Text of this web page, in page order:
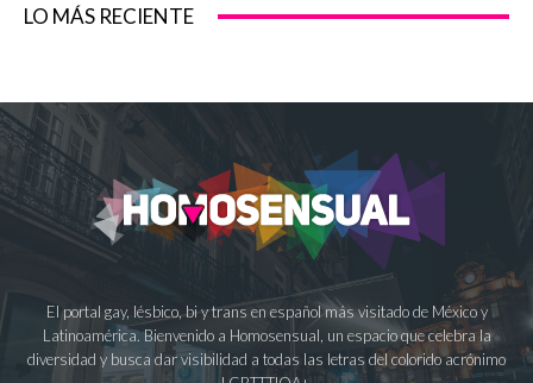
LO MÁS RECIENTE
El portal gay, lésbico, bi y trans en español más visitado de México y
Latinoamérica. Bienvenido a Homosensual, un espacio que celebra la
diversidad y busca dar visibilidad a todas las letras del colorido acrónimo